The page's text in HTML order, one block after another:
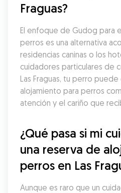
Fraguas?
El enfoque de Gudog para
perros es una alternativa
residencias caninas o los
cuidadores particulares de
Las Fraguas, tu perro
alojamiento para perros
atención y el cariño que
¿Qué pasa si mi
una reserva de
perros en Las
Aunque es raro que un